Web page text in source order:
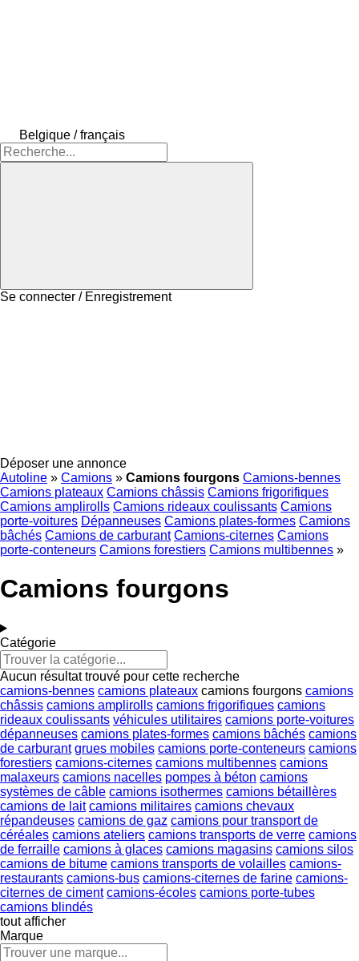
Belgique / français
Se connecter / Enregistrement
Déposer une annonce
Autoline » Camions » Camions fourgons Camions-bennes
Camions plateaux Camions châssis Camions frigorifiques
Camions amplirolls Camions rideaux coulissants Camions
porte-voitures Dépanneuses Camions plates-formes Camions
bâchés Camions de carburant Camions-citernes Camions
porte-conteneurs Camions forestiers Camions multibennes »
Camions fourgons
Catégorie
Aucun résultat trouvé pour cette recherche
camions-bennes camions plateaux camions fourgons camions
châssis camions amplirolls camions frigorifiques camions
rideaux coulissants véhicules utilitaires camions porte-voitures
dépanneuses camions plates-formes camions bâchés camions
de carburant grues mobiles camions porte-conteneurs camions
forestiers camions-citernes camions multibennes camions
malaxeurs camions nacelles pompes à béton camions
systèmes de câble camions isothermes camions bétaillères
camions de lait camions militaires camions chevaux
répandeuses camions de gaz camions pour transport de
céréales camions ateliers camions transports de verre camions
de ferraille camions à glaces camions magasins camions silos
camions de bitume camions transports de volailles camions-
restaurants camions-bus camions-citernes de farine camions-
citernes de ciment camions-écoles camions porte-tubes
camions blindés
tout afficher
Marque